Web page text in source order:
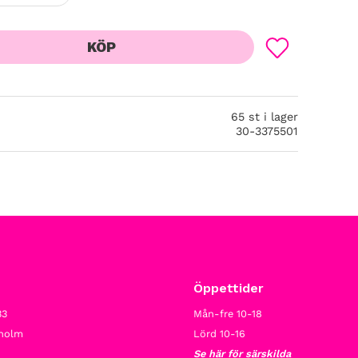
KÖP
Lägg till i
65 st i lager
30-3375501
Öppettider
Mån-fre 10-18
Lörd 10-16
Se här för särskilda